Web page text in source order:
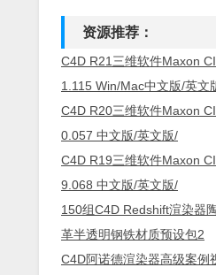
资源推荐：
C4D R21三维软件Maxon
1.115 Win/Mac中文版/英文
C4D R20三维软件Maxon
0.057 中文版/英文版/
C4D R19三维软件Maxon
9.068 中文版/英文版/
150组C4D Redshift渲染器
革半透明钢铁材质预设包2
C4D阿诺德渲染器高级案例